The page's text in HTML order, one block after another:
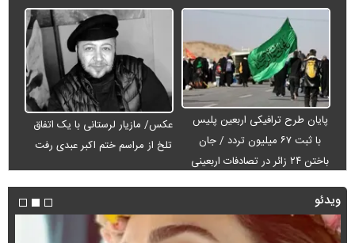
پایان طرح ترافیکی اربعین پلیس
با ثبت ۶۷ میلیون تردد / جان
باختن ۲۴ زائر در تصادفات اربعینی
عکس/ مازیار لرستانی با یک اتفاق
تلخ از مراسم ختم اکبر عبدی رفت
ویدئو